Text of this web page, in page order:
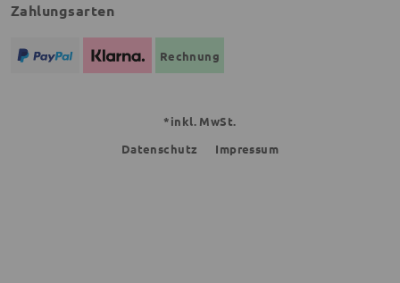
Zahlungsarten
Rechnung
*inkl. MwSt.
Datenschutz
Impressum